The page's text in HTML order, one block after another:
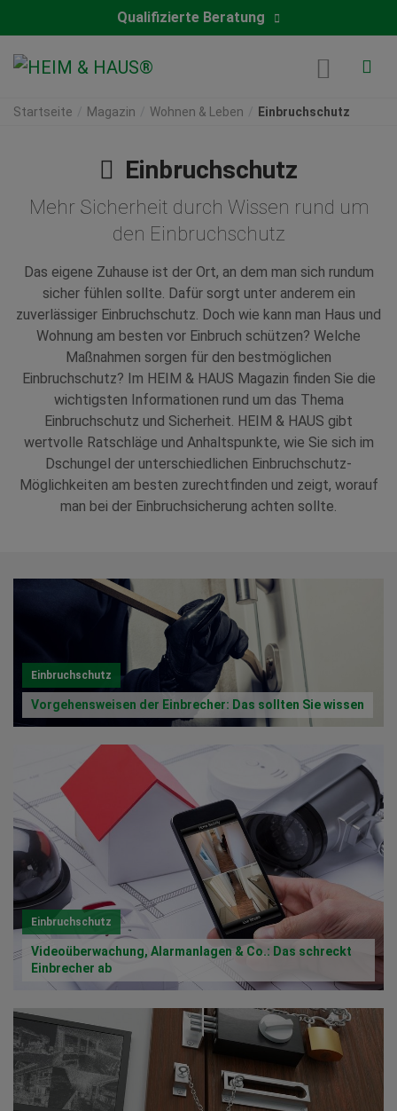
Qualifizierte Beratung
Startseite Magazin Wohnen & Leben Einbruchschutz
Einbruchschutz
Mehr Sicherheit durch Wissen rund um
den Einbruchschutz
Das eigene Zuhause ist der Ort, an dem man sich rundum
sicher fühlen sollte. Dafür sorgt unter anderem ein
zuverlässiger Einbruchschutz. Doch wie kann man Haus und
Wohnung am besten vor Einbruch schützen? Welche
Maßnahmen sorgen für den bestmöglichen
Einbruchschutz? Im HEIM & HAUS Magazin finden Sie die
wichtigsten Informationen rund um das Thema
Einbruchschutz und Sicherheit. HEIM & HAUS gibt
wertvolle Ratschläge und Anhaltspunkte, wie Sie sich im
Dschungel der unterschiedlichen Einbruchschutz-
Möglichkeiten am besten zurechtfinden und zeigt, worauf
man bei der Einbruchsicherung achten sollte.
Einbruchschutz
Vorgehensweisen der Einbrecher: Das sollten Sie wissen
Einbruchschutz
Videoüberwachung, Alarmanlagen & Co.: Das schreckt
Einbrecher ab